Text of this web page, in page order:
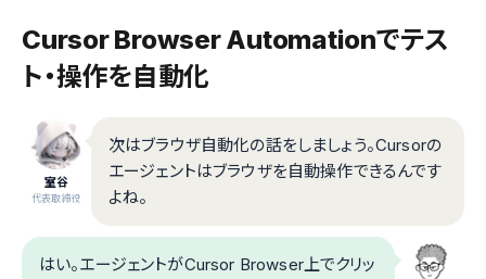
Cursor Browser Automationでテス
ト・操作を自動化
室谷
代表取締役
次はブラウザ自動化の話をしましょう。Cursorの
エージェントはブラウザを自動操作できるんです
よね。
はい。エージェントがCursor Browser上でクリッ